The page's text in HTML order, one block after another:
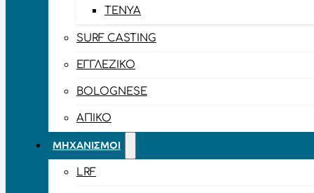
TENYA
SURF CASTING
ΕΓΓΛΈΖΙΚΟ
BOLOGNESE
ΑΠΊΚΟ
ΜΗΧΑΝΙΣΜΟΊ
LRF